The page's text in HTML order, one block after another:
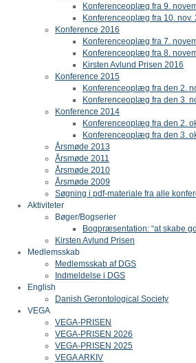
Konferenceoplæg fra 9.
Konferenceoplæg fra 10. nov.
Konference 2016
Konferenceoplæg fra 7.
Konferenceoplæg fra 8.
Kirsten Avlund Prisen 2016
Konference 2015
Konferenceoplæg fra den 2.
Konferenceoplæg fra den 3.
Konference 2014
Konferenceoplæg fra den 2.
Konferenceoplæg fra den 3.
Årsmøde 2013
Årsmøde 2011
Årsmøde 2010
Årsmøde 2009
Søgning i pdf-materiale fra alle
Aktiviteter
Bøger/Bogserier
Bogpræsentation: “at skabe
Kirsten Avlund Prisen
Medlemsskab
Medlemsskab af DGS
Indmeldelse i DGS
English
Danish Gerontological Society
VEGA
VEGA-PRISEN
VEGA-PRISEN 2026
VEGA-PRISEN 2025
VEGA ARKIV